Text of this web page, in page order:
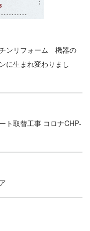
ンリフォーム 機器の
に生まれ変わりまし
ト取替工事 コロナCHP-